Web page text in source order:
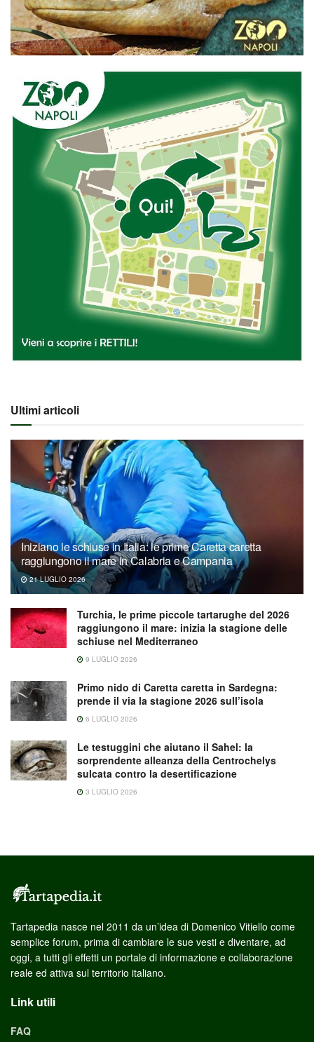
Ultimi articoli
Iniziano le schiuse in Italia: le prime Caretta caretta
raggiungono il mare in Calabria e Campania
21 LUGLIO 2026
Turchia, le prime piccole tartarughe del 2026
raggiungono il mare: inizia la stagione delle
schiuse nel Mediterraneo
9 LUGLIO 2026
Primo nido di Caretta caretta in Sardegna:
prende il via la stagione 2026 sull’isola
6 LUGLIO 2026
Le testuggini che aiutano il Sahel: la
sorprendente alleanza della Centrochelys
sulcata contro la desertificazione
3 LUGLIO 2026
Tartapedia nasce nel 2011 da un’idea di Domenico Vitiello come
semplice forum, prima di cambiare le sue vesti e diventare, ad
oggi, a tutti gli effetti un portale di informazione e collaborazione
reale ed attiva sul territorio italiano.
Link utili
FAQ